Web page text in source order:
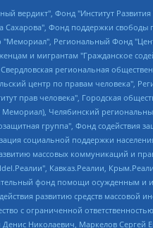
с ограниченной ответственностью "Честные выборы", Еланчик Олег Александрович, Общество с ограниченной ответственностью "Нобелевский призыв", Гималова Регина Эмилевна, Григорьев Андрей Валерьевич, Григорьева Алина Александровна, Ассоциация по содействию защите прав призывников, альтернативнослужащих и военнослужащих "Правозащитная группа "Гражданин.Армия.Право", Хисамова Регина Фаритовна, Автономная некоммерческая организация по реализации социально-правовых программ "Лилит", Дальневосточное общественное движение "Маяк", Санкт-Петербургская ЛГБТ-инициативная группа "Выход", Инициативная группа ЛГБТ+ "Реверс", Алексеев Андрей Викторович, Бекбулатова Таисия Львовна, Беляев Иван Михайлович, Владыкина Елена Сергеевна, Гельман Марат Александрович, Никульшина Вероника Юрьевна, Толоконникова Надежда Андреевна, Шендерович Виктор Анатольевич, Общество с ограниченной ответственностью "Данное сообщение", Общество с ограниченной ответственностью Издательский дом "Новая глава", Айнбиндер Александра Александровна, Московский комьюнити-центр для ЛГБТ+инициатив, Благотворительный фонд развития филантропии, Deutsche Welle (Германия, Kurt-Schumacher-Strasse 3, 53113 Bonn), Борзунова Мария Михайловна, Воробьев Виктор Викторович, Голубева Анна Львовна, Константинова Алла Михайловна, Малкова Ирина Владимировна, Мурадов Мурад Абдулгалимович, Осетинская Елизавета Николаевна, Понасенков Евгений Николаевич, Ганапольский Матвей Юрьевич, Киселев Евгений Алексеевич, Борухович Ирина Григорьевна, Дремин Иван Тимофеевич, Дубровский Дмитрий Викторович,